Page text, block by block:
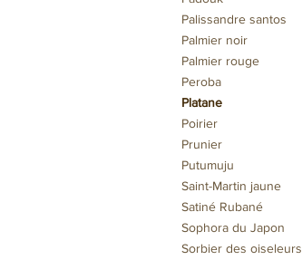
Palissandre santos
Palmier noir
Palmier rouge
Peroba
Platane
Poirier
Prunier
Putumuju
Saint-Martin jaune
Satiné Rubané
Sophora du Japon
Sorbier des oiseleurs